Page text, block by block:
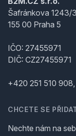
Šafránkova 1243/3
155 00 Praha 5
IČO: 27455971
DIČ: CZ27455971
+420 251 510
CHCETE SE
Nechte nám na